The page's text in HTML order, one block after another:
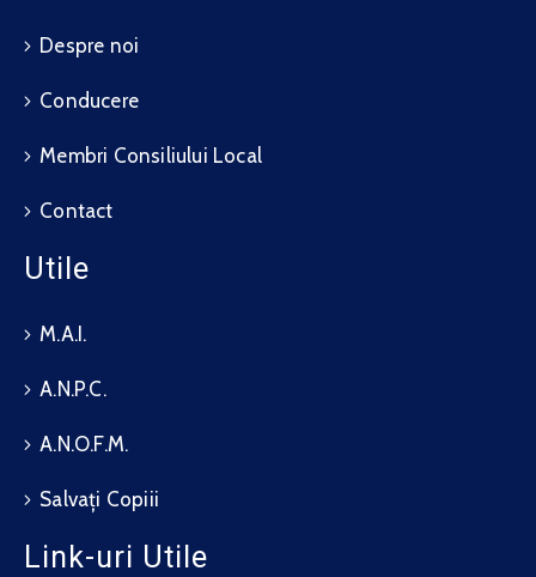
Despre noi
Conducere
Membri Consiliului Local
Contact
Utile
M.A.I.
A.N.P.C.
A.N.O.F.M.
Salvați Copiii
Link-uri Utile